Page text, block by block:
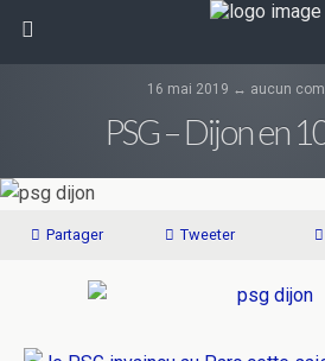
16 mai 2019 ↔ aucun
PSG – Dijon en
Partager Tweeter